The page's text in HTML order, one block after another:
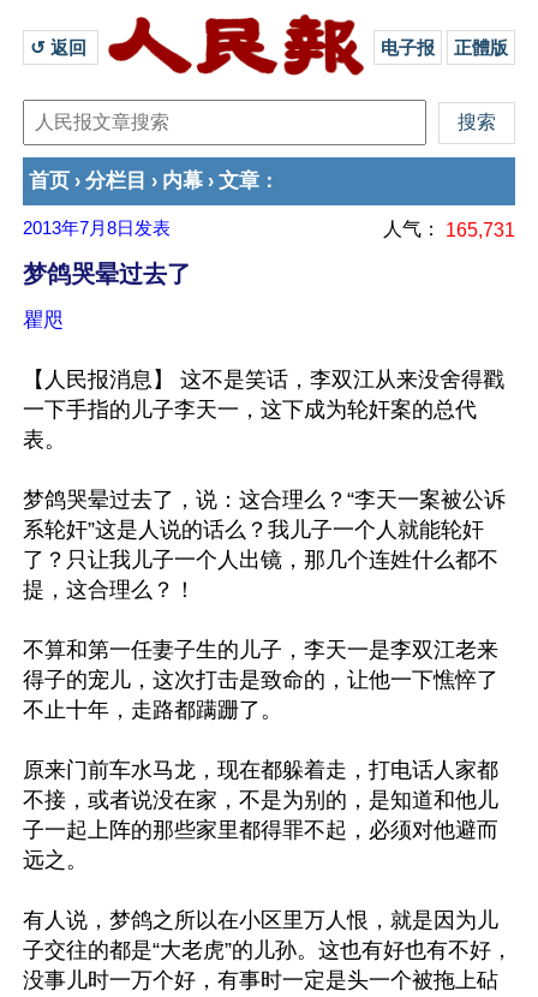
↺ 返回 电子报 正體版
首页 › 分栏目 › 内幕 › 文章 ：
2013年7月8日 发表 人气： 165,731
梦鸽哭晕过去了
瞿咫
【人民报消息】 这不是笑话，李双江从来没舍得戳
一下手指的儿子李天一，这下成为轮奸案的总代
表。
梦鸽哭晕过去了，说：这合理么？“李天一案被公诉
系轮奸”这是人说的话么？我儿子一个人就能轮奸
了？只让我儿子一个人出镜，那几个连姓什么都不
提，这合理么？！
不算和第一任妻子生的儿子，李天一是李双江老来
得子的宠儿，这次打击是致命的，让他一下憔悴了
不止十年，走路都蹒跚了。
原来门前车水马龙，现在都躲着走，打电话人家都
不接，或者说没在家，不是为别的，是知道和他儿
子一起上阵的那些家里都得罪不起，必须对他避而
远之。
有人说，梦鸽之所以在小区里万人恨，就是因为儿
子交往的都是“大老虎”的儿孙。这也有好也有不好，
没事儿时一万个好，有事时一定是头一个被拖上砧